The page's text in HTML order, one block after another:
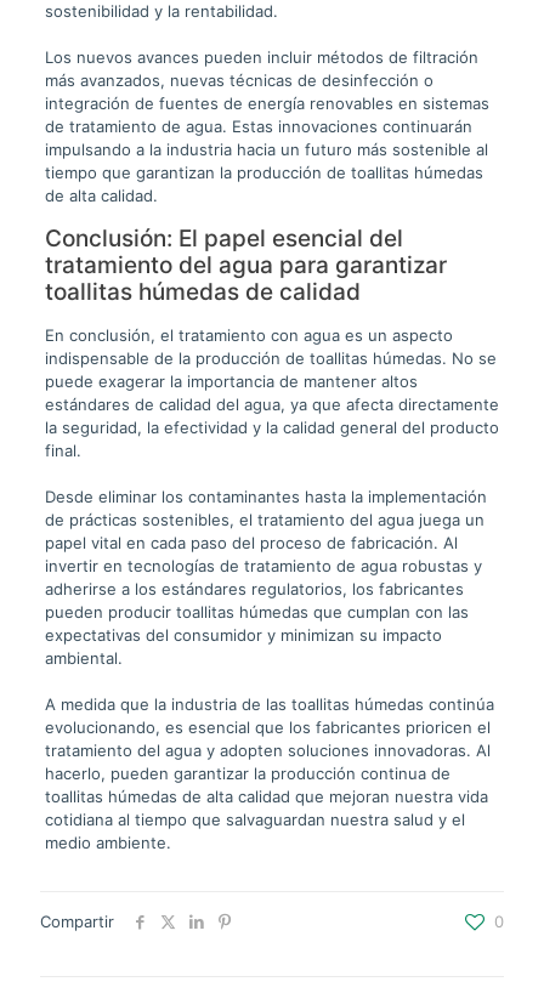
sostenibilidad y la rentabilidad.
Los nuevos avances pueden incluir métodos de filtración
más avanzados, nuevas técnicas de desinfección o
integración de fuentes de energía renovables en sistemas
de tratamiento de agua. Estas innovaciones continuarán
impulsando a la industria hacia un futuro más sostenible al
tiempo que garantizan la producción de toallitas húmedas
de alta calidad.
Conclusión: El papel esencial del
tratamiento del agua para garantizar
toallitas húmedas de calidad
En conclusión, el tratamiento con agua es un aspecto
indispensable de la producción de toallitas húmedas. No se
puede exagerar la importancia de mantener altos
estándares de calidad del agua, ya que afecta directamente
la seguridad, la efectividad y la calidad general del producto
final.
Desde eliminar los contaminantes hasta la implementación
de prácticas sostenibles, el tratamiento del agua juega un
papel vital en cada paso del proceso de fabricación. Al
invertir en tecnologías de tratamiento de agua robustas y
adherirse a los estándares regulatorios, los fabricantes
pueden producir toallitas húmedas que cumplan con las
expectativas del consumidor y minimizan su impacto
ambiental.
A medida que la industria de las toallitas húmedas continúa
evolucionando, es esencial que los fabricantes prioricen el
tratamiento del agua y adopten soluciones innovadoras. Al
hacerlo, pueden garantizar la producción continua de
toallitas húmedas de alta calidad que mejoran nuestra vida
cotidiana al tiempo que salvaguardan nuestra salud y el
medio ambiente.
Compartir 0